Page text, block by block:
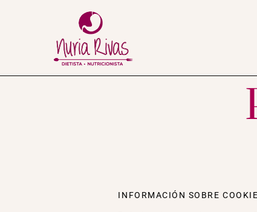
INFORMACIÓN SOBRE